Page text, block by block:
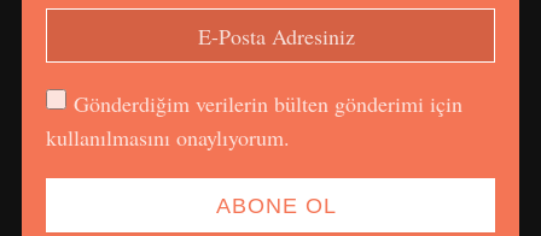
Gönderdiğim verilerin bülten gönderimi için
kullanılmasını onaylıyorum.